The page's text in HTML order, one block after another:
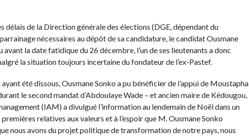
délais de la Direction générale des élections (DGE, dépendant du
nécessaires au dépôt de sa candidature, le candidat Ousmane
avant la date fatidique du 26 décembre, l’un de ses lieutenants a donc
la situation toujours incertaine du fondateur de l’ex-Pastef.
été dissous, Ousmane Sonko a pu bénéficier de l’appui de Moustapha
le second mandat d’Abdoulaye Wade – et ancien maire de Kédougou,
(IAM) a divulgué l’information au lendemain de Noël dans un
relatives aux valeurs et à l’espoir que M. Ousmane Sonko
nous avons du projet politique de transformation de notre pays, nous